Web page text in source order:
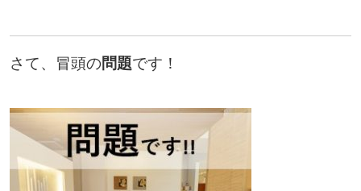
さて、冒頭の問題です！